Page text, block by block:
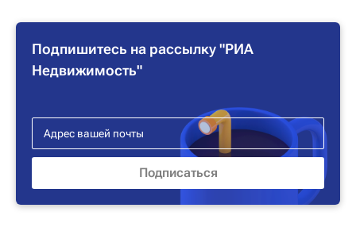
Подпишитесь на рассылку "РИА
Недвижимость"